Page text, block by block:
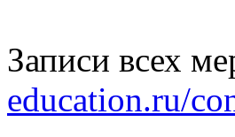
Записи всех
education.ru/